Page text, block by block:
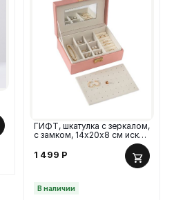
ГИФТ, шкатулка с зеркалом,
с замком, 14х20х8 см иск
1 499 Р
В наличии